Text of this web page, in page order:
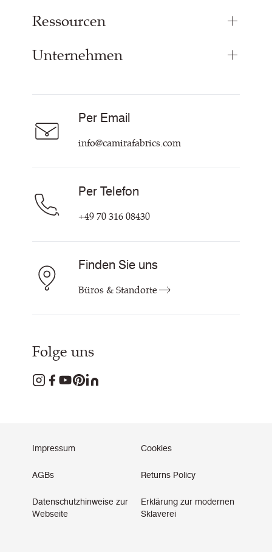
Bezugsstoffe
Ressourcen
Inspiration
Nachhaltigkeit
Unsere Richtlinien
Unternehmen
Hilfe & Kontakt
Per Email
info@camirafabrics.com
Per Telefon
+49 70 316 08430
Finden Sie uns
Büros & Standorte
Folge uns
Impressum
AGBs
Datenschutzhinweise zur
Webseite
Cookies
Returns Policy
Erklärung zur modernen
Sklaverei